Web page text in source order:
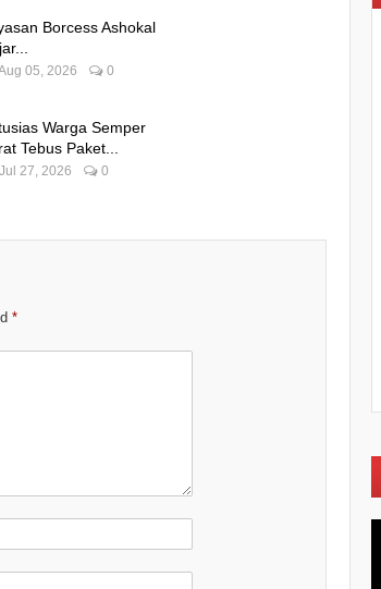
Borcess Ashokal
05, 2026 0
Warga Semper
Tebus Paket...
Jul 27, 2026 0
*